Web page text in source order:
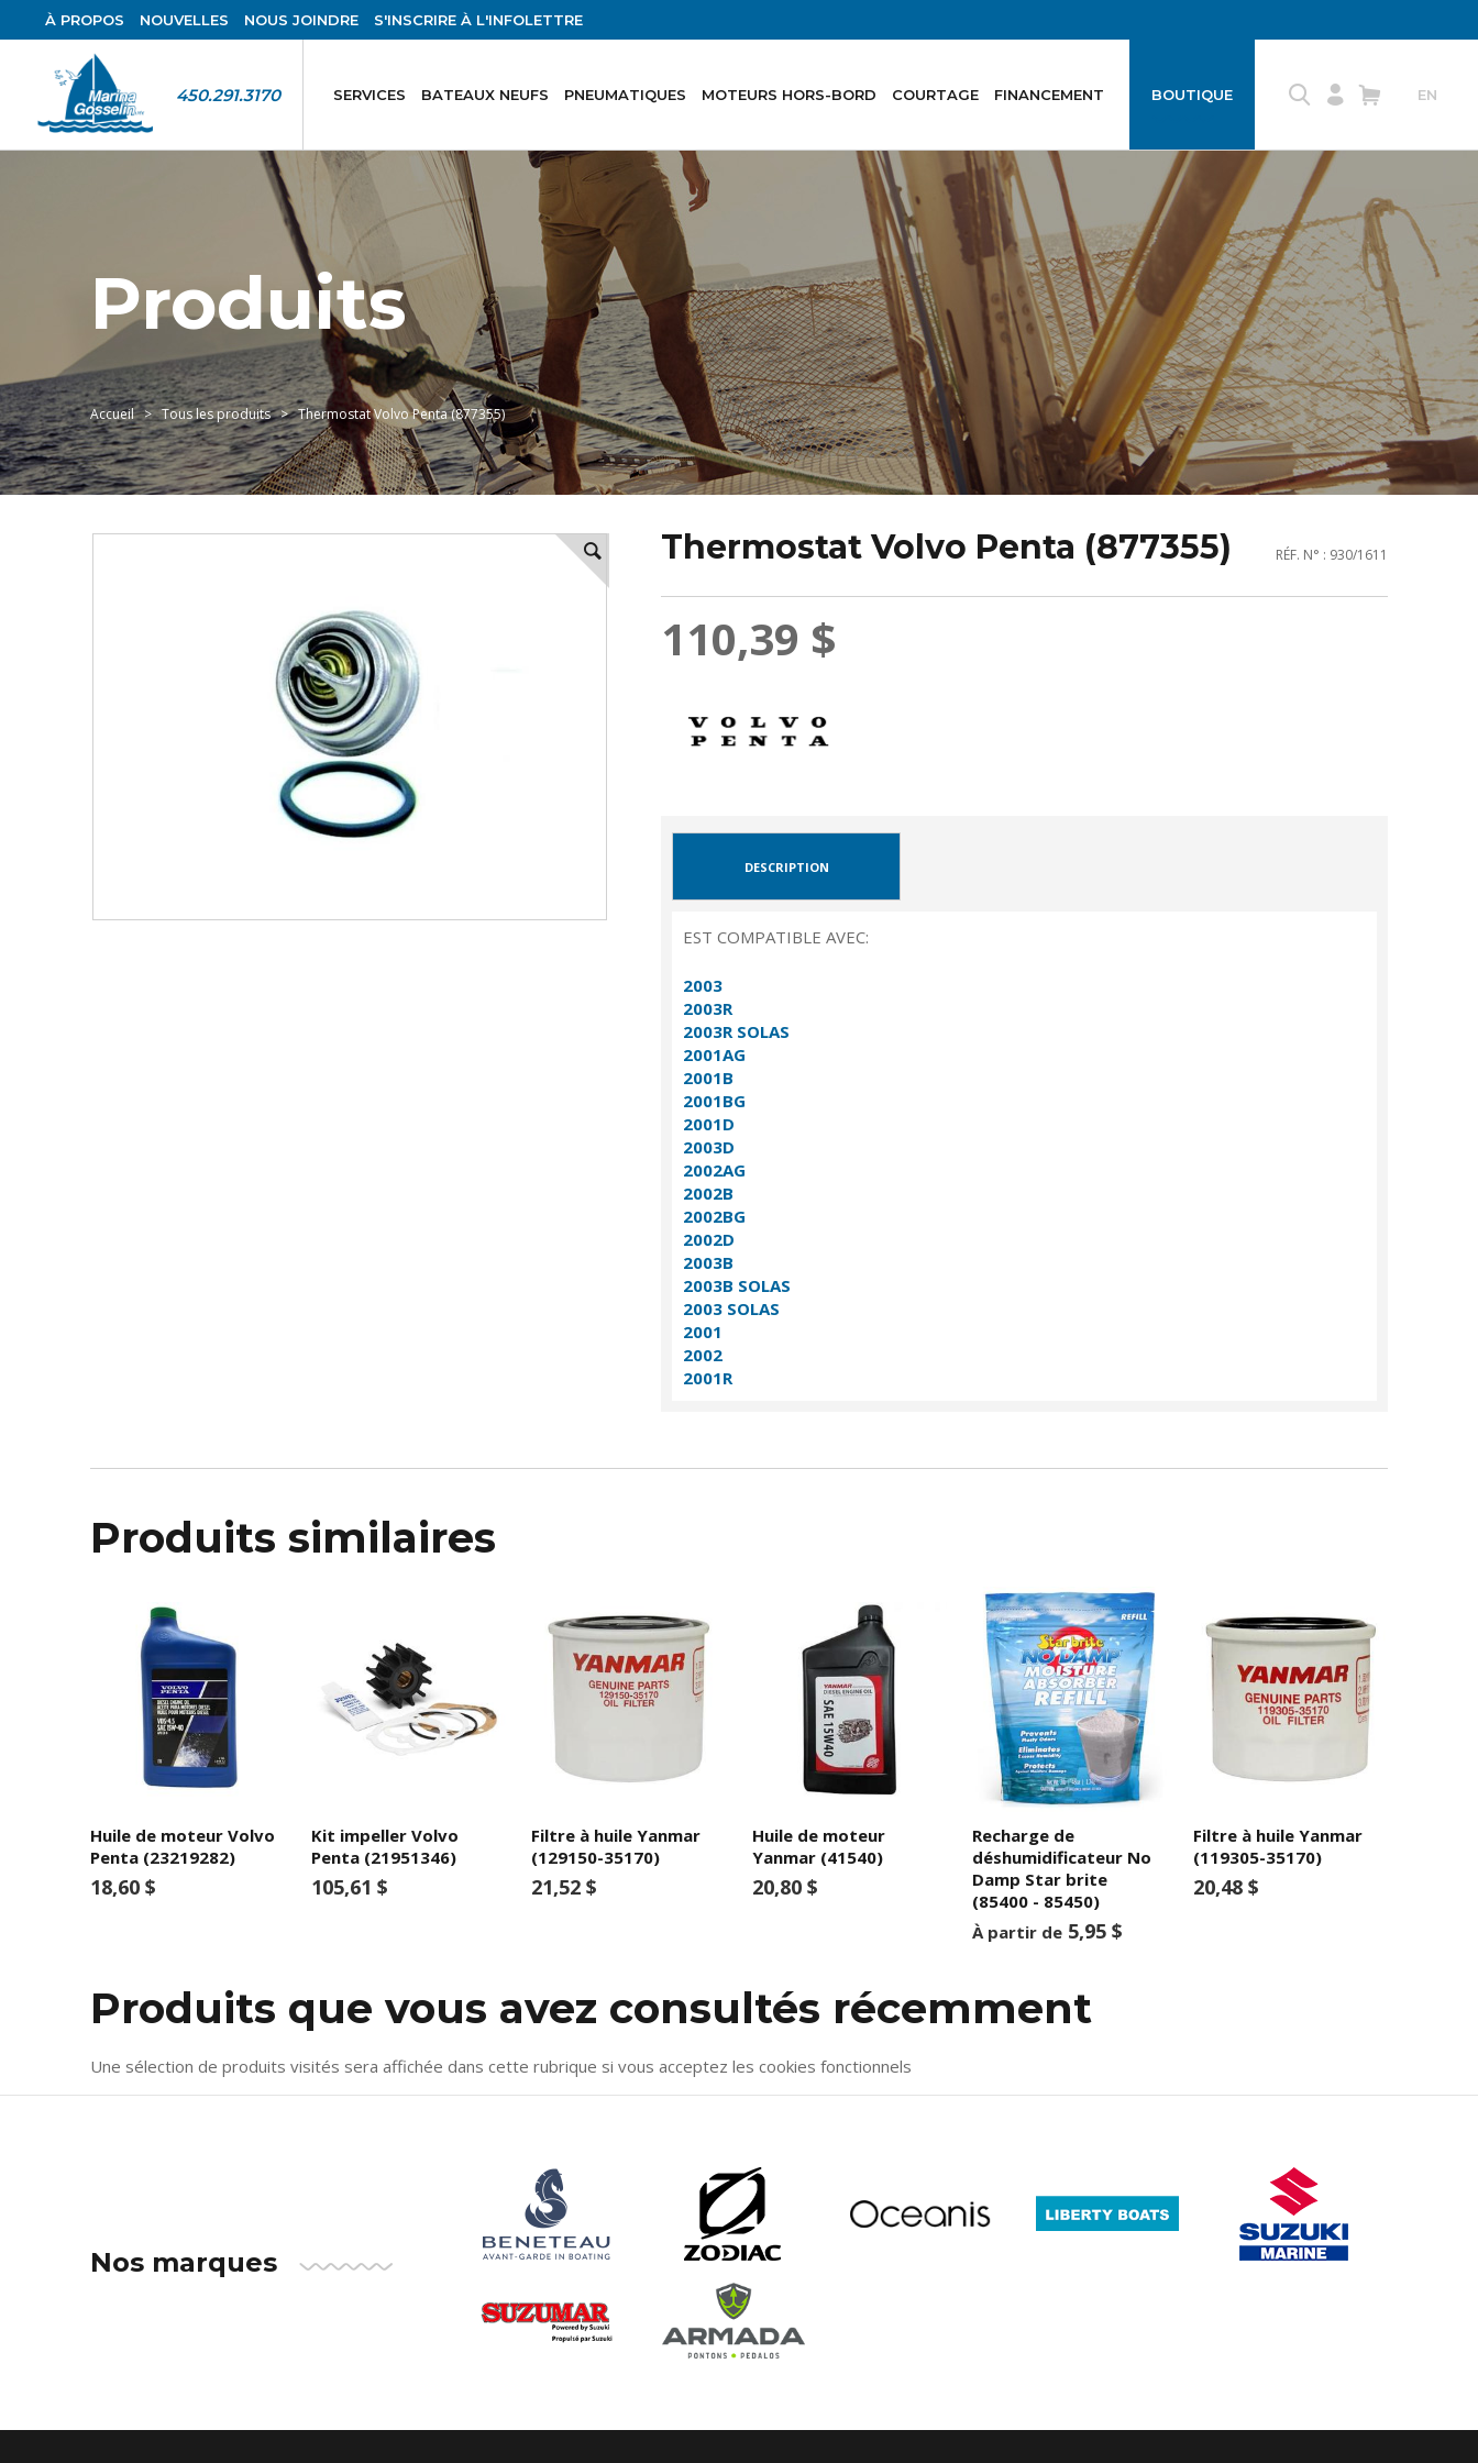
À PROPOS NOUVELLES NOUS JOINDRE S'INSCRIRE À L'INFOLETTRE
450.291.3170 SERVICES BATEAUX NEUFS PNEUMATIQUES MOTEURS HORS-BORD COURTAGE FINANCEMENT BOUTIQUE EN
Produits
Accueil Tous les produits Thermostat Volvo Penta (877355)
RÉF. N° : 930/1611
Thermostat Volvo Penta (877355)
110,39 $
DESCRIPTION
EST COMPATIBLE AVEC:
2003
2003R
2003R SOLAS
2001AG
2001B
2001BG
2001D
2003D
2002AG
2002B
2002BG
2002D
2003B
2003B SOLAS
2003 SOLAS
2001
2002
2001R
Produits similaires
Huile de moteur Volvo
Penta (23219282)
18,60 $
Kit impeller Volvo
Penta (21951346)
105,61 $
Filtre à huile Yanmar
(129150-35170)
21,52 $
Huile de moteur
Yanmar (41540)
20,80 $
Recharge de
déshumidificateur No
Damp Star brite
(85400 - 85450)
À partir de 5,95 $
Filtre à huile Yanmar
(119305-35170)
20,48 $
Produits que vous avez consultés récemment
Une sélection de produits visités sera affichée dans cette rubrique si vous acceptez les cookies fonctionnels
Nos marques